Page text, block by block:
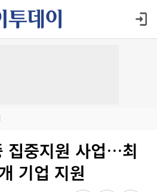
집중지원 사업…최
기업 지원